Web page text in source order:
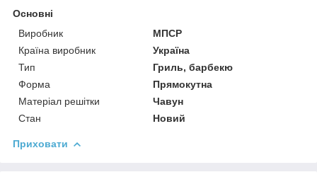
Основні
Виробник
МПСР
Країна виробник
Україна
Тип
Гриль, барбекю
Форма
Прямокутна
Матеріал решітки
Чавун
Стан
Новий
Приховати